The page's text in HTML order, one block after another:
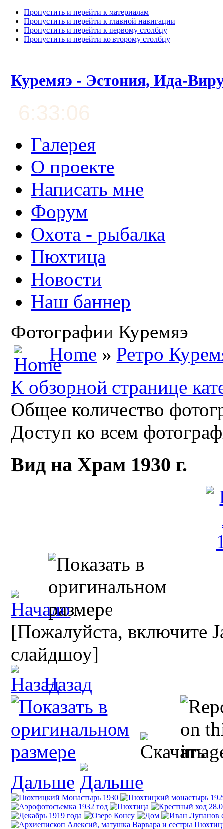
Пропустить и перейти к материалам
Пропустить и перейти к главной навигации
Пропустить и перейти к первому столбцу
Пропустить и перейти ко второму столбцу
Куремяэ - Эстония, Ида-
6:33:06
Галерея
О проекте
Написать мне
Форум
Охота - рыбалка
Пюхтица
Новости
Наш баннер
Фотографии Куремяэ
Home » Ретро
К обзорной странице
Общее количество
Доступ ко всем
Вид на Храм 1930 г.
[Пожалуйста, включите
слайдшоу]
Назад
Дальше